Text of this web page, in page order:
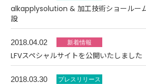
alkapplysolution & 加工技術ショールー
設
2018.04.02
LFVスペシャルサイトを公開いたしました
2018.03.30